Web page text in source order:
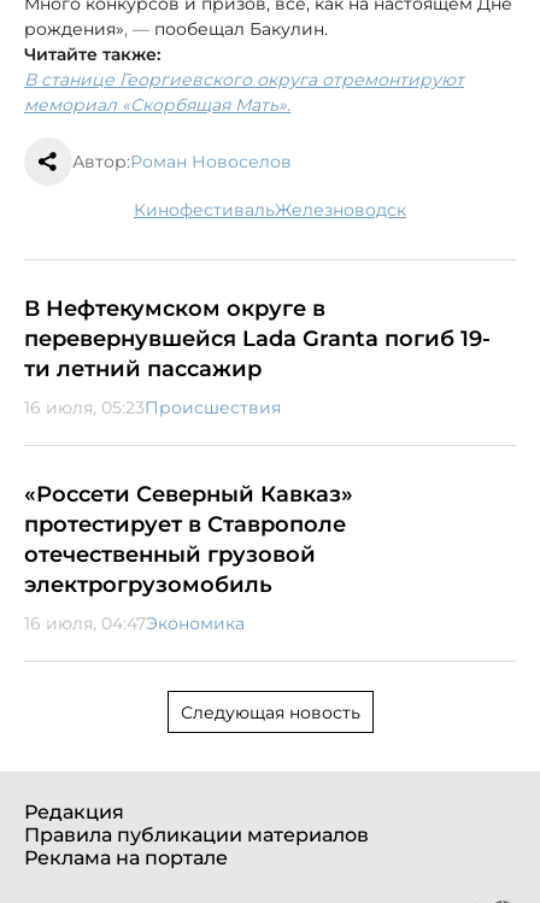
рождения», — пообещал Бакулин.
Читайте также:
В станице Георгиевского округа отремонтируют
мемориал «Скорбящая Мать».
Автор:Роман Новоселов
кинофестиваль Железноводск
В Нефтекумском округе в
перевернувшейся Lada Granta погиб 19-
ти летний пассажир
16 июля, 05:23Происшествия
«Россети Северный Кавказ»
протестирует в Ставрополе
отечественный грузовой
электрогрузомобиль
16 июля, 04:47Экономика
Следующая новость
Редакция
Правила публикации материалов
Реклама на портале